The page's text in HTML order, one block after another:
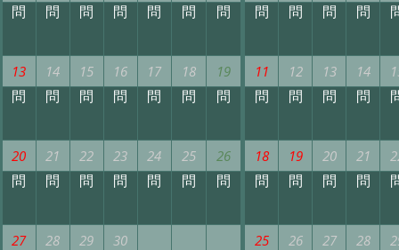
問 問 問 問 問 問 問
13 14 15 16 17 18 19
問 問 問 問 問 問 問
20 21 22 23 24 25 26
問 問 問 問 問 問 問
27 28 29 30
問 問 問 問
11 12 13 14
問 問 問 問
18 19 20 21
問 問 問 問
25 26 27 28